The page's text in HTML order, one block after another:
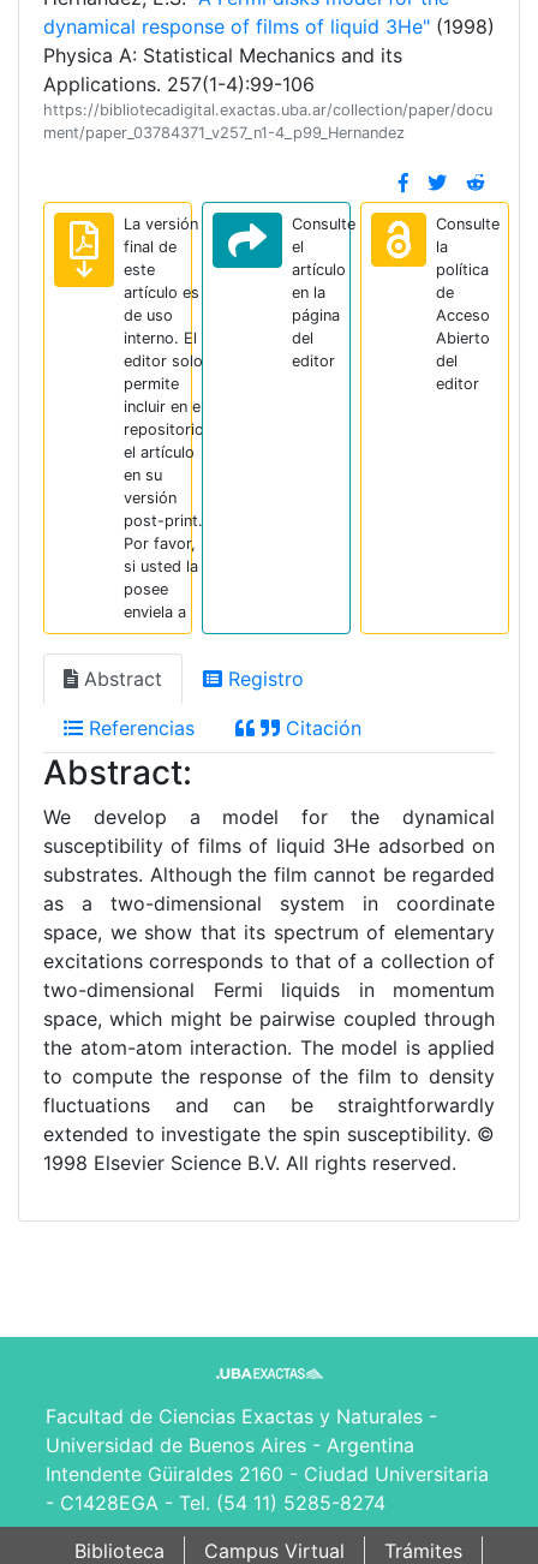
dynamical response of films of liquid 3He" (1998)
Physica A: Statistical Mechanics and its
Applications. 257(1-4):99-106
https://bibliotecadigital.exactas.uba.ar/collection/paper/docu
ment/paper_03784371_v257_n1-4_p99_Hernandez
La versión
final de
este
artículo es
de uso
interno. El
editor solo
permite
incluir en el
repositorio
el artículo
en su
versión
post-print.
Por favor,
si usted la
posee
enviela a
Consulte
el
artículo
en la
página
del
editor
Consulte
la
política
de
Acceso
Abierto
del
editor
Abstract Registro
Referencias Citación
Abstract:
We develop a model for the dynamical
susceptibility of films of liquid 3He adsorbed on
substrates. Although the film cannot be regarded
as a two-dimensional system in coordinate
space, we show that its spectrum of elementary
excitations corresponds to that of a collection of
two-dimensional Fermi liquids in momentum
space, which might be pairwise coupled through
the atom-atom interaction. The model is applied
to compute the response of the film to density
fluctuations and can be straightforwardly
extended to investigate the spin susceptibility. ©
1998 Elsevier Science B.V. All rights reserved.
Facultad de Ciencias Exactas y Naturales -
Universidad de Buenos Aires - Argentina
Intendente Güiraldes 2160 - Ciudad Universitaria
- C1428EGA - Tel. (54 11) 5285-8274
Biblioteca
Campus Virtual Trámites